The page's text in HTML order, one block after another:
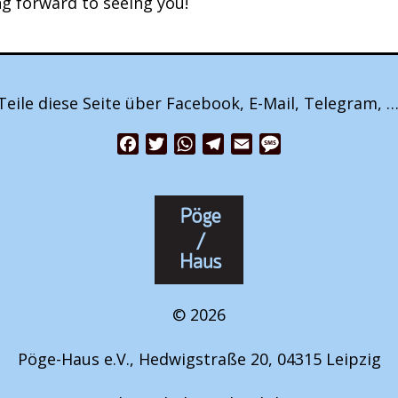
diese Seite über Facebook, E-Mail, Telegram,
FacebookTwitterWhatsApp
Telegram
Email
© 2026
Pöge-Haus e.V., Hedwigstraße 20, 04315 Leipzig